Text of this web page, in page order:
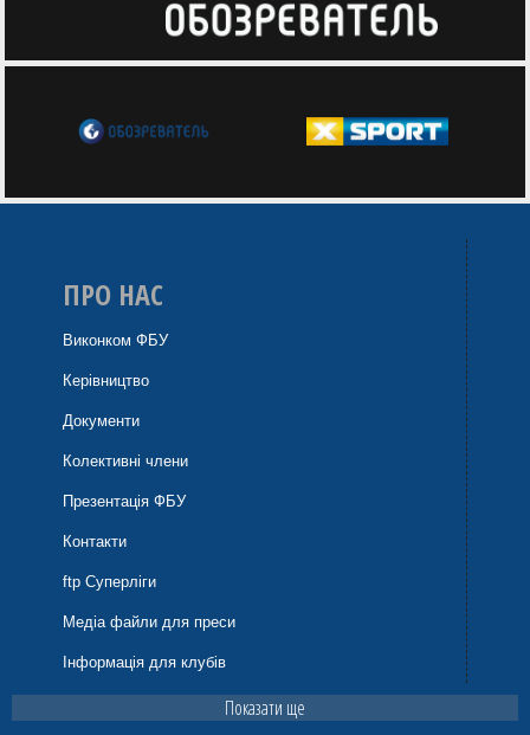
ПРО НАС
Виконком ФБУ
Керівництво
Документи
Колективні члени
Презентація ФБУ
Контакти
ftp Суперліги
Медіа файли для преси
Інформація для клубів
Показати ще